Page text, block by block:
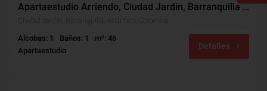
Apartaestudio Arriendo, Ciudad Jardín, Barranquilla (31426)
Alcobas: 1 Baños: 1
m²: 46
Apartaestudio
Detalles